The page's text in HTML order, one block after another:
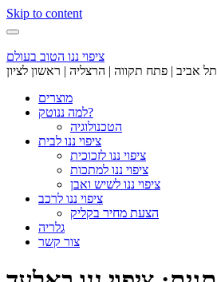
Skip to content
ציפוי ננו הטוב בעולם
תל אביב | פתח תקווה | הרצליה | ראשון לציון
מוצרים
למה ננוטק?
הטכנולוגיה
ציפוי ננו לבית
ציפוי ננו לזכוכית
ציפוי ננו למתכות
ציפוי ננו לשיש ואבן
ציפוי ננו לרכב
הצעת מחיר בקליק
גלריה
צור קשר